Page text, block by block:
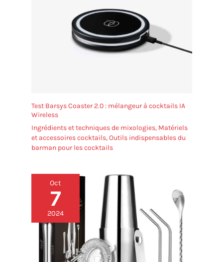
Test Barsys Coaster 2.0 : mélangeur à cocktails IA
Wireless
Ingrédients et techniques de mixologies, Matériels
et accessoires cocktails,Outils indispensables du
barman pour les cocktails
Oct
7
2024